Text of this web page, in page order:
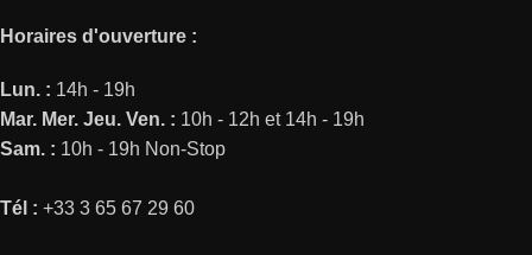
Horaires d'ouverture :
Lun. : 14h - 19h
Mar. Mer. Jeu. Ven. : 10h - 12h et 14h - 19h
Sam. : 10h - 19h Non-Stop
Tél : +33 3 65 67 29 60